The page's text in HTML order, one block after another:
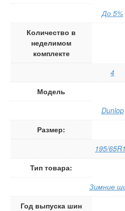
До 5%
Количество в
неделимом
комплекте
4
Модель
Dunlop
Размер:
195/
Тип товара:
Зимние
Год выпуска шин